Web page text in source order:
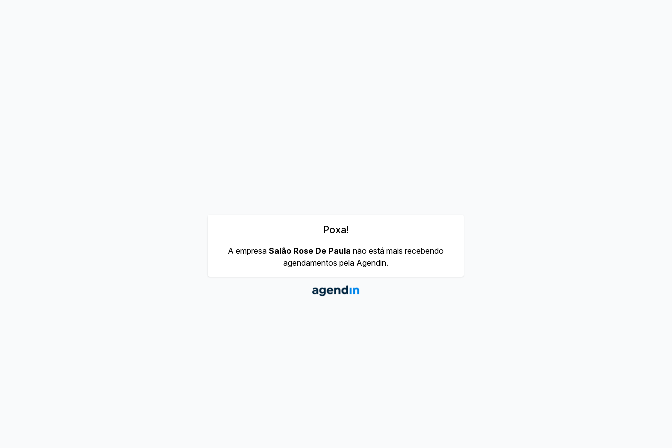
Poxa!
A empresa Salão Rose De Paula não está mais recebendo
agendamentos pela Agendin.